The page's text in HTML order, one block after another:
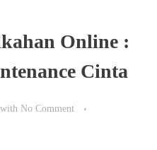
Online :
Cinta
with No Comment